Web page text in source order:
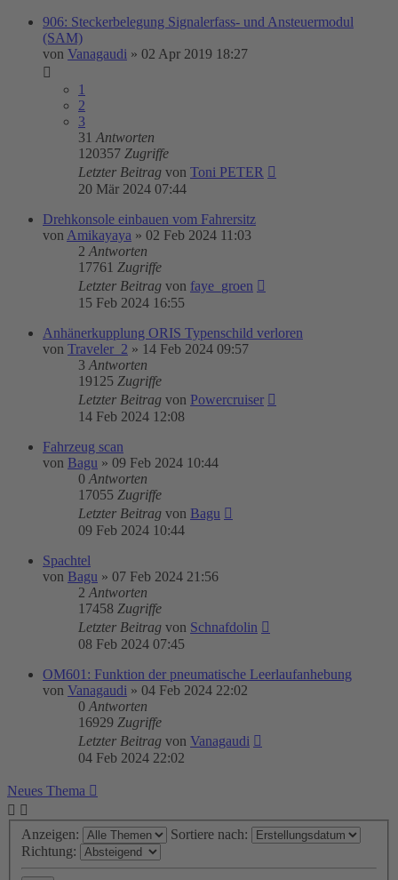
906: Steckerbelegung Signalerfass- und Ansteuermodul
(SAM)
von Vanagaudi » 02 Apr 2019 18:27
1
2
3
31 Antworten
120357 Zugriffe
Letzter Beitrag von Toni PETER
20 Mär 2024 07:44
Drehkonsole einbauen vom Fahrersitz
von Amikayaya » 02 Feb 2024 11:03
2 Antworten
17761 Zugriffe
Letzter Beitrag von faye_groen
15 Feb 2024 16:55
Anhänerkupplung ORIS Typenschild verloren
von Traveler_2 » 14 Feb 2024 09:57
3 Antworten
19125 Zugriffe
Letzter Beitrag von Powercruiser
14 Feb 2024 12:08
Fahrzeug scan
von Bagu » 09 Feb 2024 10:44
0 Antworten
17055 Zugriffe
Letzter Beitrag von Bagu
09 Feb 2024 10:44
Spachtel
von Bagu » 07 Feb 2024 21:56
2 Antworten
17458 Zugriffe
Letzter Beitrag von Schnafdolin
08 Feb 2024 07:45
OM601: Funktion der pneumatische Leerlaufanhebung
von Vanagaudi » 04 Feb 2024 22:02
0 Antworten
16929 Zugriffe
Letzter Beitrag von Vanagaudi
04 Feb 2024 22:02
Neues Thema
Anzeigen:
Sortiere nach:
Richtung: